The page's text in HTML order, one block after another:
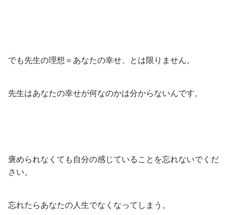
でも先生の理想＝あなたの幸せ、とは限りません。
先生はあなたの幸せが何なのかは分からないんです。
褒められなくても自分の感じていることを忘れないでくだ
さい。
忘れたらあなたの人生でなくなってしまう。